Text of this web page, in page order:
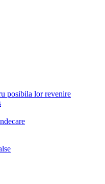
posibila lor revenire